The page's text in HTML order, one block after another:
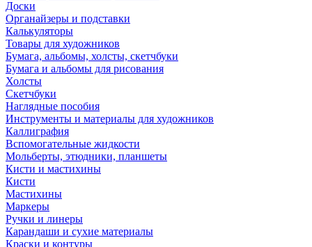
Доски
Органайзеры и подставки
Калькуляторы
Товары для художников
Бумага, альбомы, холсты, скетчбуки
Бумага и альбомы для рисования
Холсты
Скетчбуки
Наглядные пособия
Инструменты и материалы для художников
Каллиграфия
Вспомогательные жидкости
Мольберты, этюдники, планшеты
Кисти и мастихины
Кисти
Мастихины
Маркеры
Ручки и линеры
Карандаши и сухие материалы
Краски и контуры